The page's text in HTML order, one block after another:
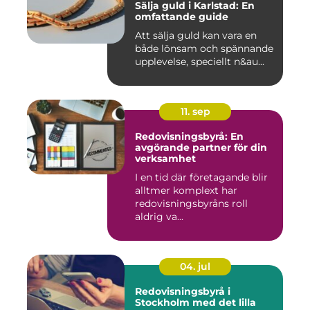
Sälja guld i Karlstad: En
omfattande guide
Att sälja guld kan vara en
både lönsam och spännande
upplevelse, speciellt n&au...
11. sep
Redovisningsbyrå: En
avgörande partner för din
verksamhet
I en tid där företagande blir
alltmer komplext har
redovisningsbyråns roll
aldrig va...
04. jul
Redovisningsbyrå i
Stockholm med det lilla